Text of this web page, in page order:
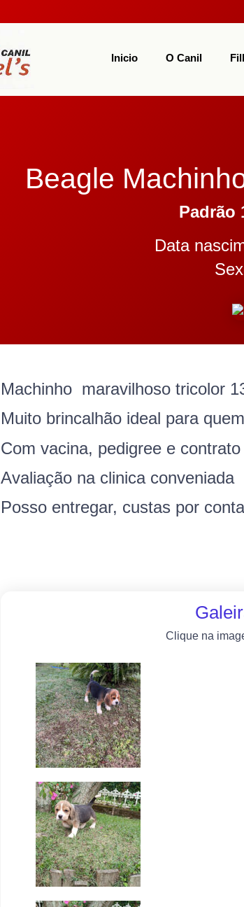
Inicio O Canil
Beagle
Padrão
Data
Machinho maravilhoso tricolor
Muito brincalhão ideal para
Com vacina, pedigree e
Avaliação na clinica conveniada
Posso entregar, custas por
Clique na